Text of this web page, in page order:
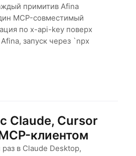
примитив Afina
MCP-совместимый
по x-api-key поверх
Afina, запуск через `npx
Claude, Cursor
клиентом
в Claude Desktop,